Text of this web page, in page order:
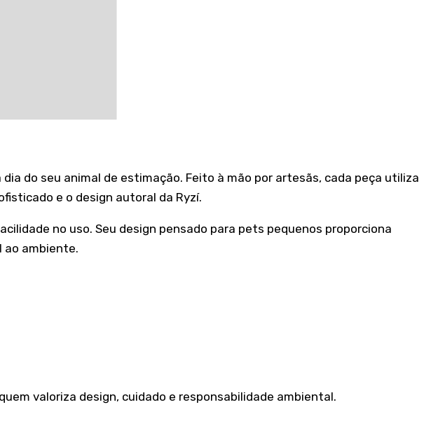
dia do seu animal de estimação. Feito à mão por artesãs, cada peça utiliza
e o design autoral da Ryzí.
no uso. Seu design pensado para pets pequenos proporciona
ao ambiente.
valoriza design, cuidado e responsabilidade ambiental.